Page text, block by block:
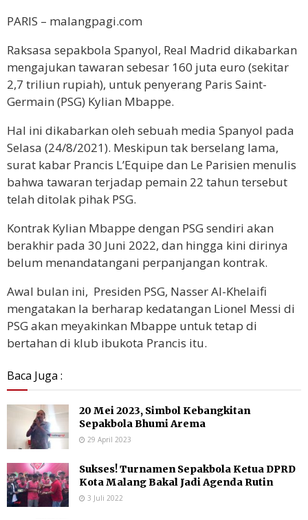
PARIS – malangpagi.com
Raksasa sepakbola Spanyol, Real Madrid dikabarkan
mengajukan tawaran sebesar 160 juta euro (sekitar
2,7 triliun rupiah), untuk penyerang Paris Saint-
Germain (PSG) Kylian Mbappe.
Hal ini dikabarkan oleh sebuah media Spanyol pada
Selasa (24/8/2021). Meskipun tak berselang lama,
surat kabar Prancis L’Equipe dan Le Parisien menulis
bahwa tawaran terjadap pemain 22 tahun tersebut
telah ditolak pihak PSG.
Kontrak Kylian Mbappe dengan PSG sendiri akan
berakhir pada 30 Juni 2022, dan hingga kini dirinya
belum menandatangani perpanjangan kontrak.
Awal bulan ini, Presiden PSG, Nasser Al-Khelaifi
mengatakan Ia berharap kedatangan Lionel Messi di
PSG akan meyakinkan Mbappe untuk tetap di
bertahan di klub ibukota Prancis itu.
Baca Juga :
20 Mei 2023, Simbol Kebangkitan
Sepakbola Bhumi Arema
29 April 2023
Sukses! Turnamen Sepakbola Ketua DPRD
Kota Malang Bakal Jadi Agenda Rutin
3 Juli 2022